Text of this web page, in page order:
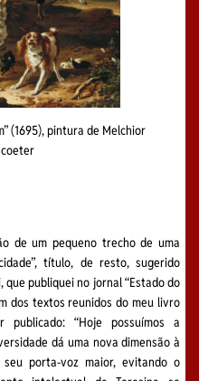
(1695), pintura de Melchior
de um pequeno trecho de uma
título, de resto, sugerido
publiquei no jornal “Estado do
dos textos reunidos do meu livro
“Hoje possuímos a
dá uma nova dimensão à
porta-voz maior, evitando o